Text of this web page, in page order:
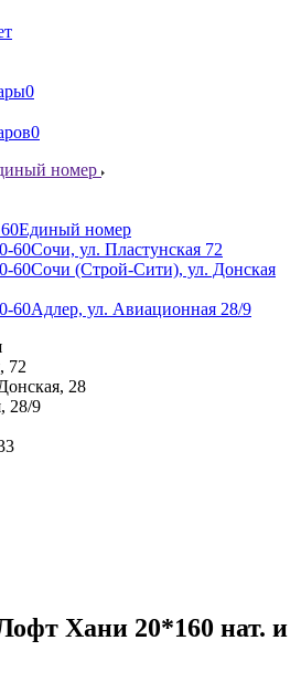
0
0
номер
Единый номер
60Сочи, ул. Пластунская 72
60Сочи (Строй-Сити), ул. Донская
60Адлер, ул. Авиационная 28/9
72
28
28/9
Хани 20*160 нат. и